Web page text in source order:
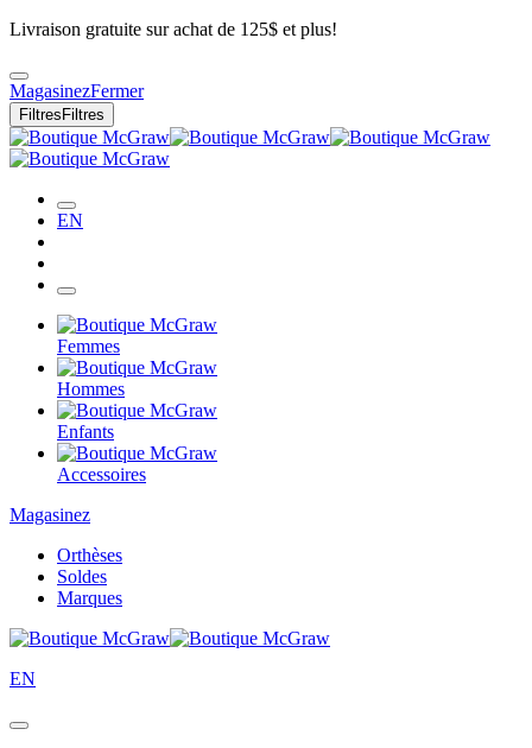
Livraison gratuite sur achat de 125$ et plus!
MagasinezFermer
Filtres Filtres
EN
Femmes
Hommes
Enfants
Accessoires
Magasinez
Orthèses
Soldes
Marques
EN